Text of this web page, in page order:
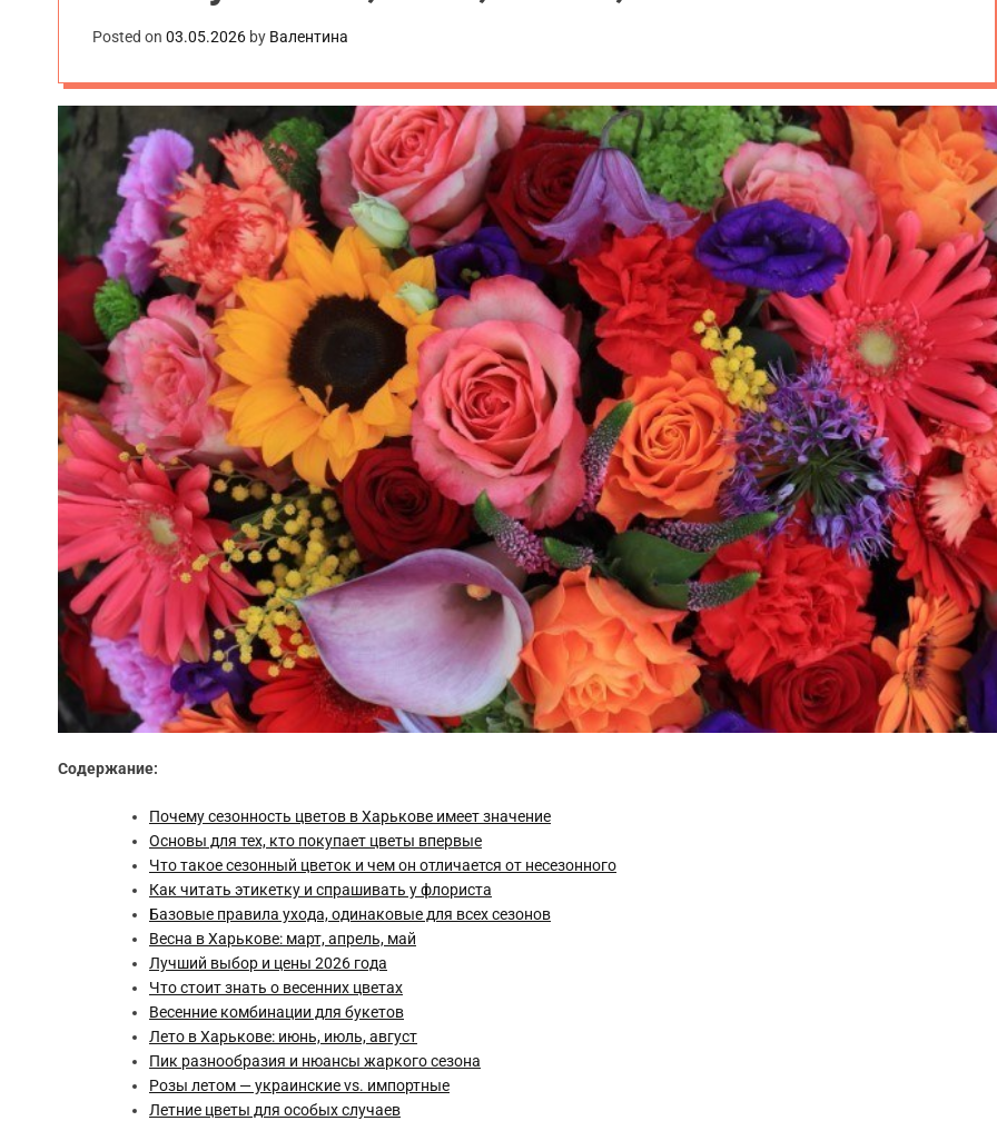
Posted on 03.05.2026 by Валентина
Содержание:
Почему сезонность цветов в Харькове имеет значение
Основы для тех, кто покупает цветы впервые
Что такое сезонный цветок и чем он отличается от несезонного
Как читать этикетку и спрашивать у флориста
Базовые правила ухода, одинаковые для всех сезонов
Весна в Харькове: март, апрель, май
Лучший выбор и цены 2026 года
Что стоит знать о весенних цветах
Весенние комбинации для букетов
Лето в Харькове: июнь, июль, август
Пик разнообразия и нюансы жаркого сезона
Розы летом — украинские vs. импортные
Летние цветы для особых случаев